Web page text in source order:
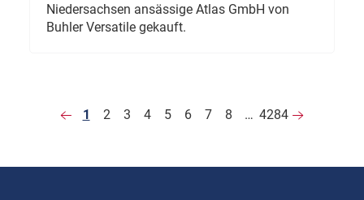
Niedersachsen ansässige Atlas GmbH von
Buhler Versatile gekauft.
1 2 3 4 5 6 7 8 … 4284